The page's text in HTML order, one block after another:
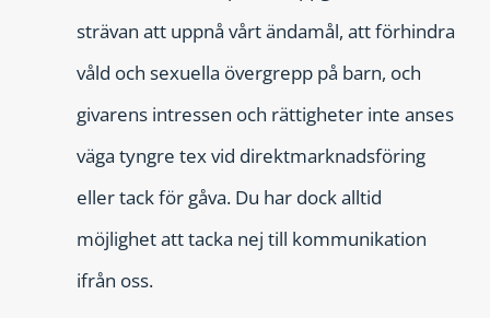
strävan att uppnå vårt ändamål, att förhindra
våld och sexuella övergrepp på barn, och
givarens intressen och rättigheter inte anses
väga tyngre tex vid direktmarknadsföring
eller tack för gåva. Du har dock alltid
möjlighet att tacka nej till kommunikation
ifrån oss.